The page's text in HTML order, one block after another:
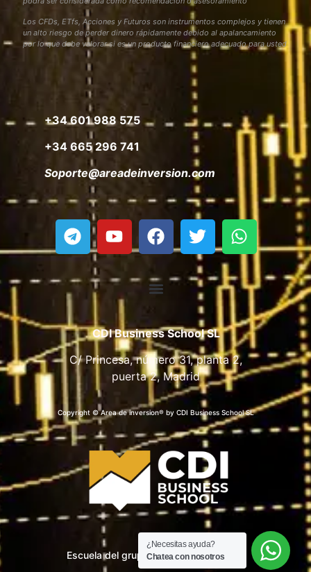
Los CFDs, ETfs, Acciones y Futuros son instrumentos complejos y tienen
un alto riesgo de perder dinero rápidamente debido al apalancamiento
por lo que debe valorar si es un producto financiero adecuado para usted
+34 601 988 575
+34 665 296 741
Soporte@areadeinversion.com
CDI Business School SL
C/ Princesa, número 31, planta 2,
puerta 2, Madrid
Copyright © Area de inversion® by CDI Business School SL
Escuela del grupo CDI Business School
¿Necesitas ayuda?
Chatea con nosotros